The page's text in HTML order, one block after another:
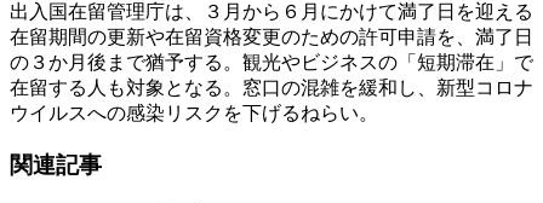
出入国在留管理庁は、３月から６月にかけて満了日を迎える
在留期間の更新や在留資格変更のための許可申請を、満了日
の３か月後まで猶予する。観光やビジネスの「短期滞在」で
在留する人も対象となる。窓口の混雑を緩和し、新型コロナ
ウイルスへの感染リスクを下げるねらい。
関連記事